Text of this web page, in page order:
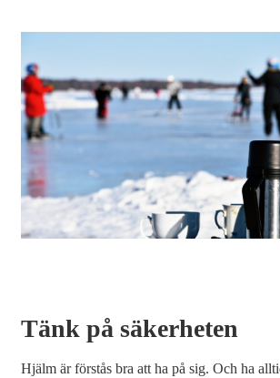
Tänk på säkerheten
Hjälm är förstås bra att ha på sig. Och ha